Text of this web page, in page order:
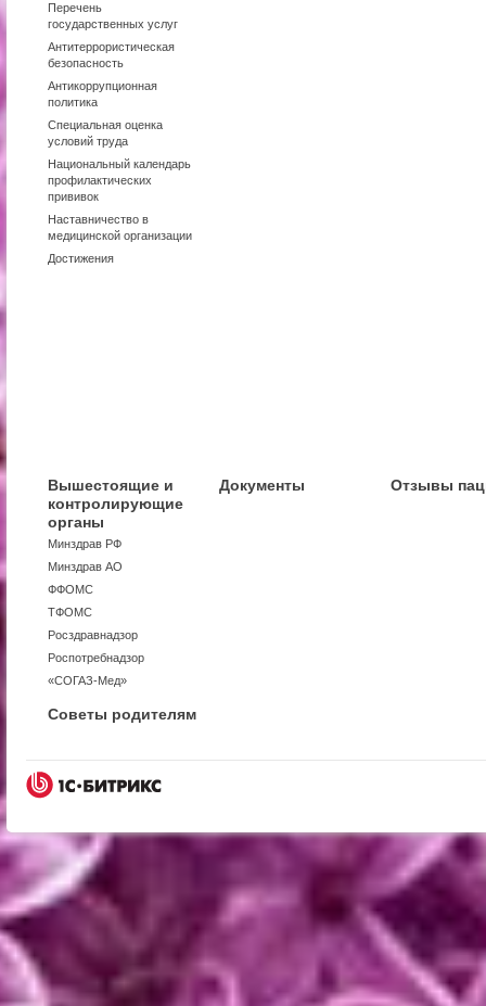
Перечень
государственных услуг
Антитеррористическая
безопасность
Антикоррупционная
политика
Специальная оценка
условий труда
Национальный календарь
профилактических
прививок
Наставничество в
медицинской организации
Достижения
Вышестоящие и
контролирующие
органы
Минздрав РФ
Минздрав АО
ФФОМС
ТФОМС
Росздравнадзор
Роспотребнадзор
«СОГАЗ-Мед»
Документы Отзывы
Советы родителям